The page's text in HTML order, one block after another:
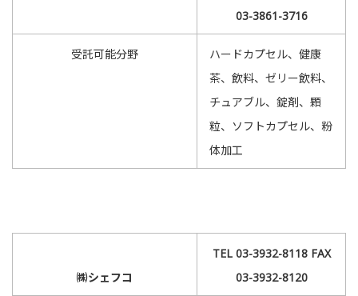
03-3861-3716
受託可能分野
ハードカプセル、健康
茶、飲料、ゼリー飲料、
チュアブル、錠剤、顆
粒、ソフトカプセル、粉
体加工
㈱シェフコ
TEL 03-3932-8118 FAX
03-3932-8120